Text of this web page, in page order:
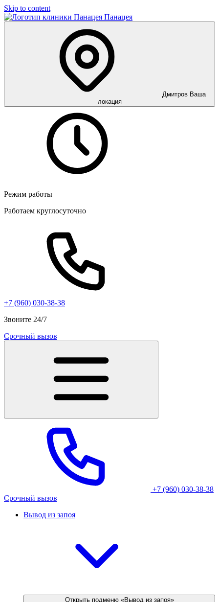
Skip to content
Панацея
Дмитров Ваша
локация
Режим работы
Работаем круглосуточно
+7 (960) 030-38-38
Звоните 24/7
Срочный вызов
+7 (960) 030-38-38
Срочный вызов
Вывод из запоя
Открыть подменю «Вывод из запоя»